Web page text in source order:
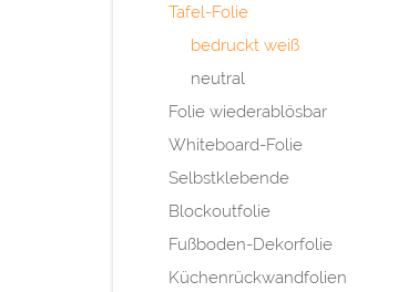
Tafel-Folie
bedruckt weiß
neutral
Folie wiederablösbar
Whiteboard-Folie
Selbstklebende
Blockoutfolie
Fußboden-Dekorfolie
Küchenrückwandfolien